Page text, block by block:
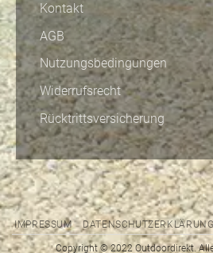
Kontakt
AGB
Nutzungsbedingungen
Widerrufsrecht
Rücktrittsversicherung
IMPRESSUM
Copyright © 2022 Outdoordirekt.